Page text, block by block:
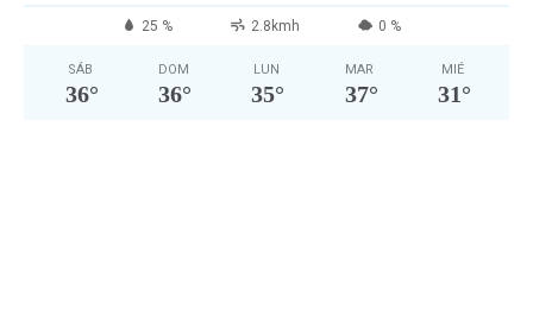
25 % 2.8kmh 0 %
SÁB
36°
DOM
36°
LUN
35°
MAR
37°
MIÉ
31°